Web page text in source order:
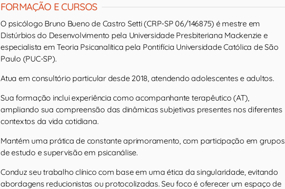
FORMAÇÃO E CURSOS
O psicólogo Bruno Bueno de Castro Setti (CRP-SP 06/146875) é mestre em
Distúrbios do Desenvolvimento pela Universidade Presbiteriana Mackenzie e
especialista em Teoria Psicanalítica pela Pontifícia Universidade Católica de São
Paulo (PUC-SP).
Atua em consultório particular desde 2018, atendendo adolescentes e adultos.
Sua formação inclui experiência como acompanhante terapêutico (AT),
ampliando sua compreensão das dinâmicas subjetivas presentes nos diferentes
contextos da vida cotidiana.
Mantém uma prática de constante aprimoramento, com participação em grupos
de estudo e supervisão em psicanálise.
Conduz seu trabalho clínico com base em uma ética da singularidade, evitando
abordagens reducionistas ou protocolizadas. Seu foco é oferecer um espaço de